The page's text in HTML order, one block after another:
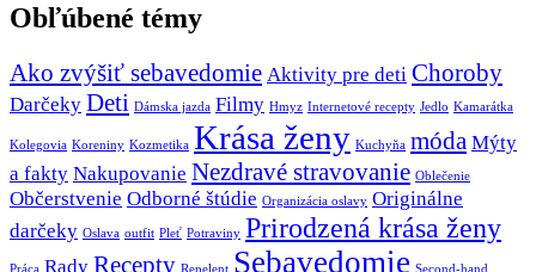
Obľúbené témy
Ako zvýšiť sebavedomie Aktivity pre deti Choroby
Darčeky Deti Dámska jazda Filmy Hmyz Internetové recepty Jedlo Kamarátka
Kolegovia Koreniny Kozmetika Krása ženy Kuchyňa móda Mýty
a fakty Nakupovanie Nezdravé stravovanie Oblečenie
Občerstvenie Odborné štúdie Organizácia oslavy Originálne
darčeky Oslava outfit Pleť Potraviny Prirodzená krása ženy
Práca Rady Recepty Repelent Sebavedomie Second-hand